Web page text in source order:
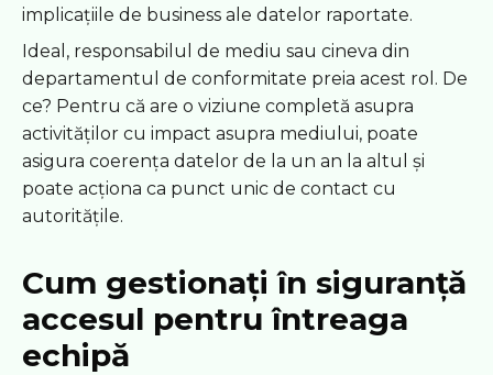
implicațiile de business ale datelor raportate.
Ideal, responsabilul de mediu sau cineva din
departamentul de conformitate preia acest rol. De
ce? Pentru că are o viziune completă asupra
activităților cu impact asupra mediului, poate
asigura coerența datelor de la un an la altul și
poate acționa ca punct unic de contact cu
autoritățile.
Cum gestionați în siguranță
accesul pentru întreaga
echipă